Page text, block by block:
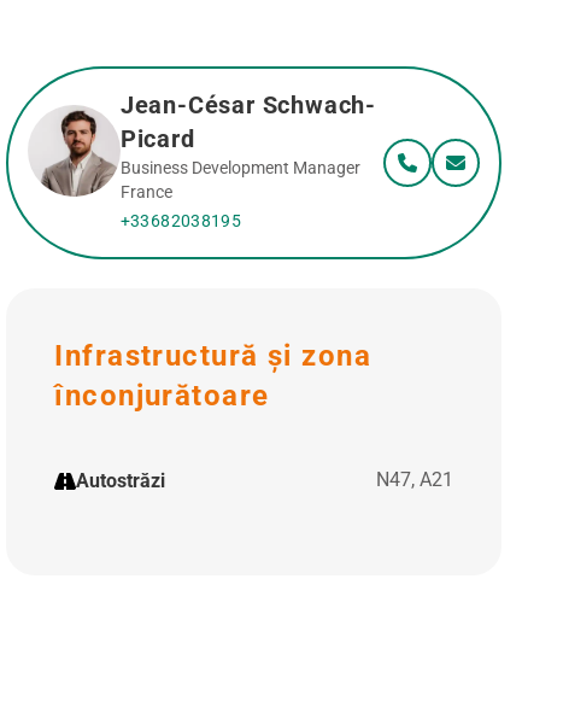
Jean-César Schwach-
Picard
Business Development Manager
France
+33682038195
Infrastructură și zona
înconjurătoare
Autostrăzi N47, A21